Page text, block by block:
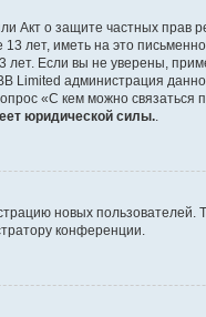
Акт о защите частных
лет, иметь на это
Если вы не уверены,
Limited администрация
«С кем можно связаться
юридической силы.
новых
конференции.